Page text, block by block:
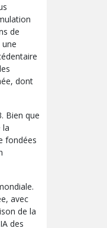
de
dont
Bien que
la
fondées
avec
de la
des